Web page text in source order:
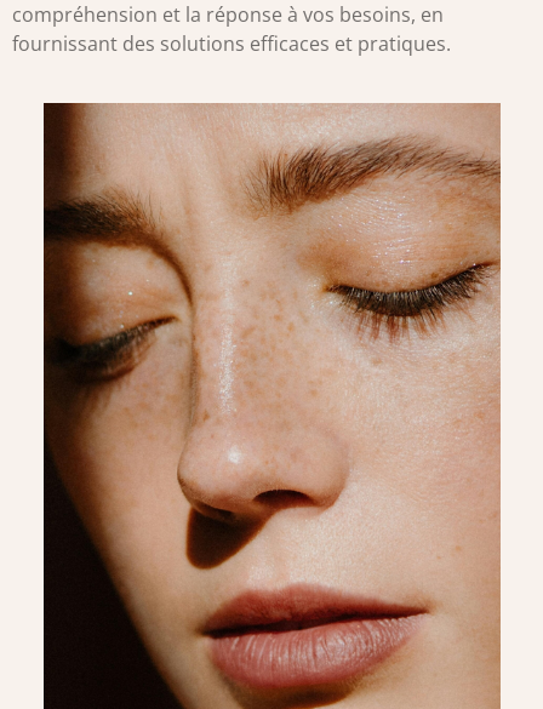
compréhension et la réponse à vos besoins, en
fournissant des solutions efficaces et pratiques.